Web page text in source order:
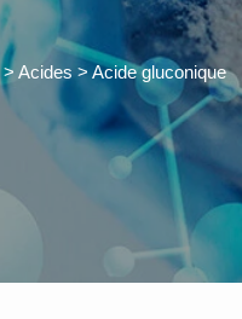
>Acides >Acide gluconique